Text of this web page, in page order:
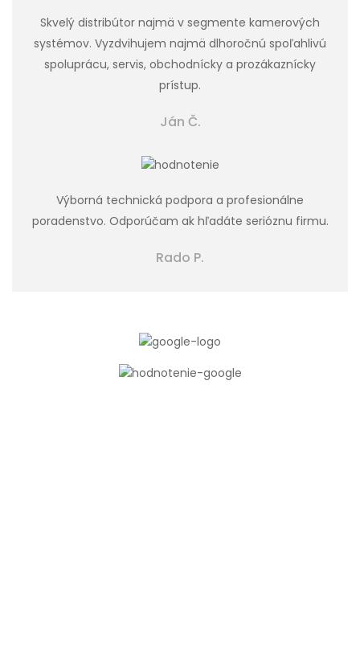
Skvelý distribútor najmä v segmente kamerových
systémov. Vyzdvihujem najmä dlhoročnú spoľahlivú
spoluprácu, servis, obchodnícky a prozákaznícky
prístup.
Ján Č.
Výborná technická podpora a profesionálne
poradenstvo. Odporúčam ak hľadáte serióznu firmu.
Rado P.